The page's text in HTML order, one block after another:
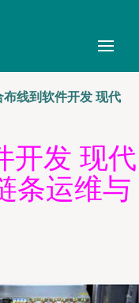
布线到软件开发 现代
开发 现代
条运维与